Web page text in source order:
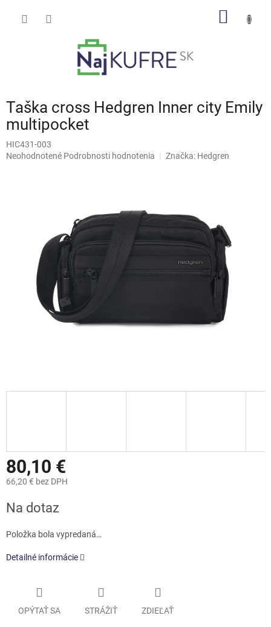
Taška cross Hedgren Inner city Emily
multipocket
HIC431-003
Priemerné
Neohodnotené Podrobnosti hodnotenia Značka: Hedgren
80,10 €
66,20 € bez DPH
cena:
Na dotaz
Položka bola vypredaná…
Detailné informácie
OPÝTAŤ SA STRÁŽIŤ ZDIEĽAŤ